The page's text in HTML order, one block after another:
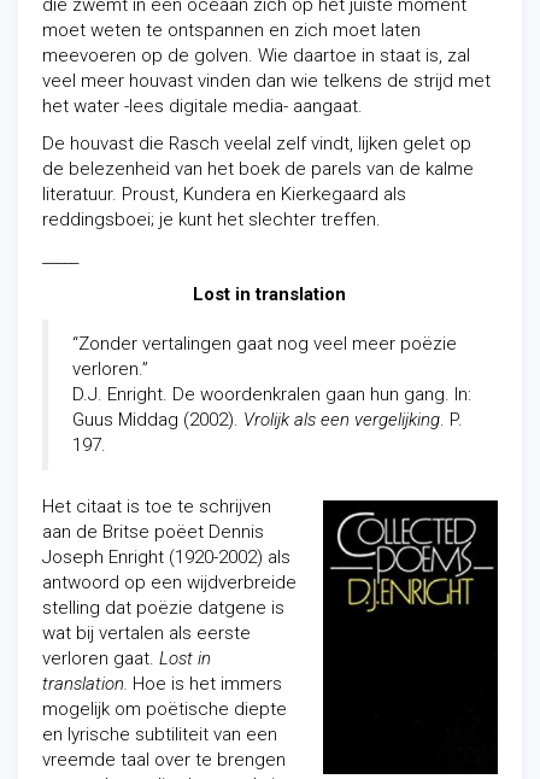
die zwemt in een oceaan zich op het juiste moment
moet weten te ontspannen en zich moet laten
meevoeren op de golven. Wie daartoe in staat is, zal
veel meer houvast vinden dan wie telkens de strijd met
het water -lees digitale media- aangaat.
De houvast die Rasch veelal zelf vindt, lijken gelet op
de belezenheid van het boek de parels van de kalme
literatuur. Proust, Kundera en Kierkegaard als
reddingsboei; je kunt het slechter treffen.
Lost in translation
“Zonder vertalingen gaat nog veel meer poëzie
verloren.”
D.J. Enright. De woordenkralen gaan hun gang. In:
Guus Middag (2002). Vrolijk als een vergelijking. P.
197.
Het citaat is toe te schrijven
aan de Britse poëet Dennis
Joseph Enright (1920-2002) als
antwoord op een wijdverbreide
stelling dat poëzie datgene is
wat bij vertalen als eerste
verloren gaat. Lost in
translation. Hoe is het immers
mogelijk om poëtische diepte
en lyrische subtiliteit van een
vreemde taal over te brengen